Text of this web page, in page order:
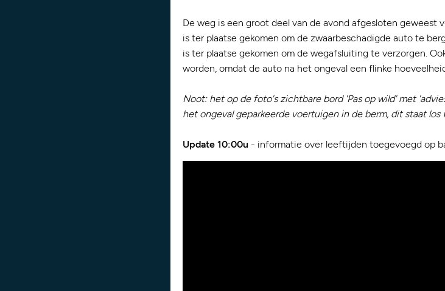
De weg is een groot deel van de avond afgesloten geweest
is ter plaatse gekomen om de zwaarbeschadigde auto te
is ter plaatse gekomen om de wegafsluiting te verzorgen.
worden, omdat de auto na het ongeval een flinke
Noot: het op de foto's zichtbare bord 'Pas op wild' met
het ongeval geparkeerde voertuigen in de berm, dit staat los
Update 10:00u - informatie over leeftijden toegevoegd op